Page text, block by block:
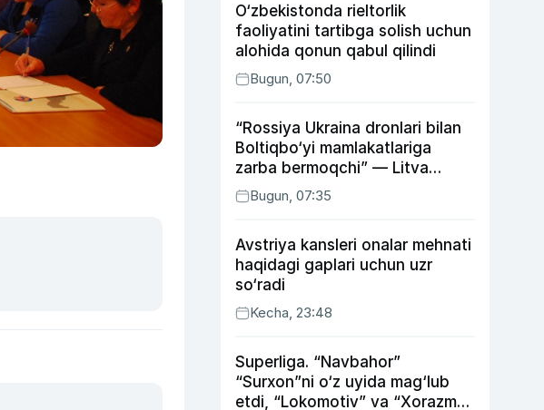
O‘zbekistonda rieltorlik
faoliyatini tartibga solish uchun
alohida qonun qabul qilindi
Bugun, 07:50
“Rossiya Ukraina dronlari bilan
Boltiqbo‘yi mamlakatlariga
zarba bermoqchi” — Litva
mudofaa vaziri
Bugun, 07:35
Avstriya kansleri onalar mehnati
haqidagi gaplari uchun uzr
so‘radi
Kecha, 23:48
Superliga. “Navbahor”
“Surxon”ni o‘z uyida mag‘lub
etdi, “Lokomotiv” va “Xorazm”